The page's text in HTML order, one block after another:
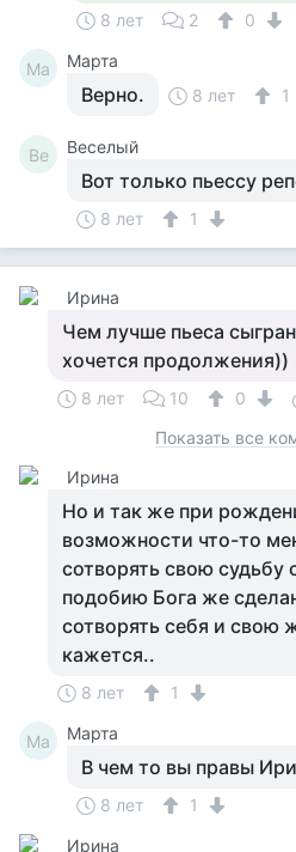
8 лет 2 0
Ма Марта
Верно. 8 лет 1
Ве Веселый
Вот только пьессу
8 лет 1
Ирина
Чем лучше пьеса
хочется продолжения))
8 лет 10
0
Показать все
Ирина
Но и так же при
возможности что-то
сотворять свою
подобию Бога же
сотворять себя и свою
кажется..
8 лет 1
Ма Марта
В чем то вы правы
8 лет
1
Ирина